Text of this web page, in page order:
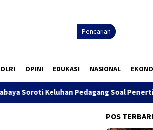
Pencarian
OPINI EDUKASI NASIONAL
Soal Penertiban Satpol PP, Minta
POS